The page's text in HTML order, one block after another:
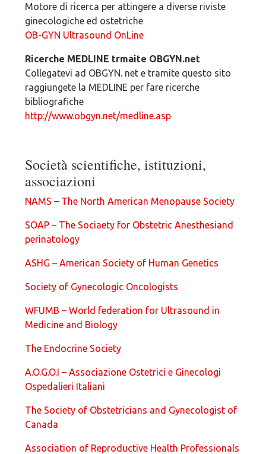
Motore di ricerca per attingere a diverse riviste
ginecologiche ed ostetriche
OB-GYN Ultrasound OnLine
Ricerche MEDLINE trmaite OBGYN.net
Collegatevi ad OBGYN. net e tramite questo sito
raggiungete la MEDLINE per fare ricerche
bibliografiche
http://www.obgyn.net/medline.asp
Società scientifiche, istituzioni,
associazioni
NAMS – The North American Menopause Society
SOAP – The Sociaety for Obstetric Anesthesiand
perinatology
ASHG – American Society of Human Genetics
Society of Gynecologic Oncologists
WFUMB – World federation for Ultrasound in
Medicine and Biology
The Endocrine Society
A.O.G.O.I – Associazione Ostetrici e Ginecologi
Ospedalieri Italiani
The Society of Obstetricians and Gynecologist of
Canada
Association of Reproductive Health Professionals